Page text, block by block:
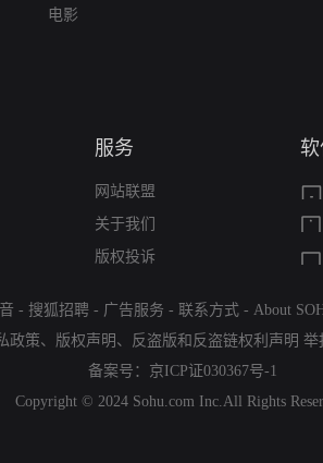
电影
服务
网站联盟
关于我们
版权投诉
- 搜狐招聘 - 广告服务 - 联系方式 - About
政策、 版权声明 、 反盗版和反盗链权利声明 举
备案号： 京ICP证030367号-1
Copyright © 2024 Sohu.com Inc.All Rights